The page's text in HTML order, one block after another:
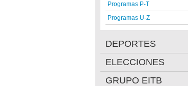
Programas P-T
Programas U-Z
DEPORTES
ELECCIONES
GRUPO EITB